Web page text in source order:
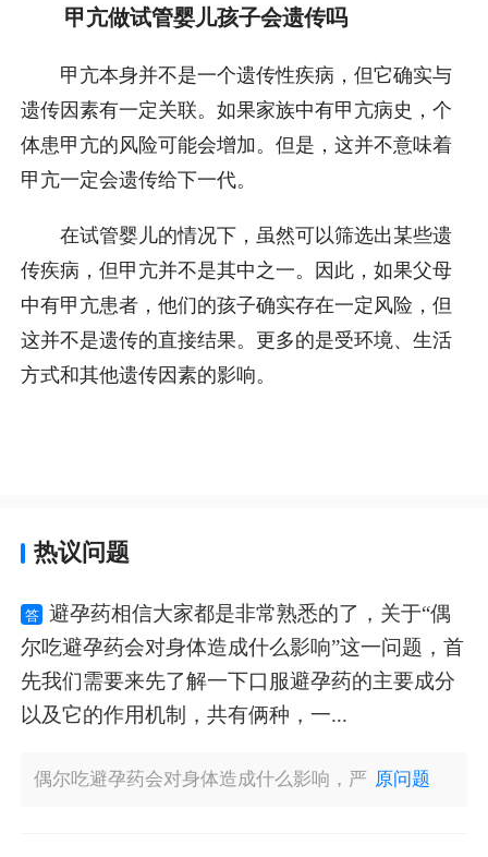
甲亢做试管婴儿孩子会遗传吗
甲亢本身并不是一个遗传性疾病，但它确实与
遗传因素有一定关联。如果家族中有甲亢病史，个
体患甲亢的风险可能会增加。但是，这并不意味着
甲亢一定会遗传给下一代。
在试管婴儿的情况下，虽然可以筛选出某些遗
传疾病，但甲亢并不是其中之一。因此，如果父母
中有甲亢患者，他们的孩子确实存在一定风险，但
这并不是遗传的直接结果。更多的是受环境、生活
方式和其他遗传因素的影响。
热议问题
答
避孕药相信大家都是非常熟悉的了，关于“偶
尔吃避孕药会对身体造成什么影响”这一问题，首
先我们需要来先了解一下口服避孕药的主要成分
以及它的作用机制，共有俩种，一...
偶尔吃避孕药会对身体造成什么影响，严 原问题